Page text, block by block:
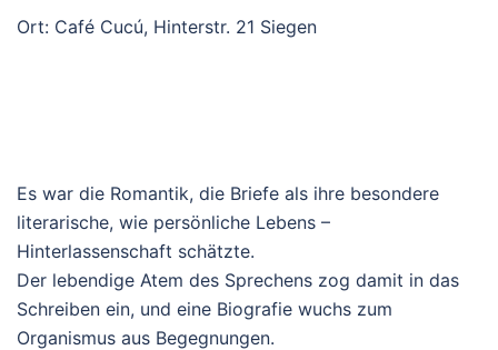
Ort: Café Cucú, Hinterstr. 21 Siegen
Es war die Romantik, die Briefe als ihre besondere
literarische, wie persönliche Lebens –
Hinterlassenschaft schätzte.
Der lebendige Atem des Sprechens zog damit in das
Schreiben ein, und eine Biografie wuchs zum
Organismus aus Begegnungen.